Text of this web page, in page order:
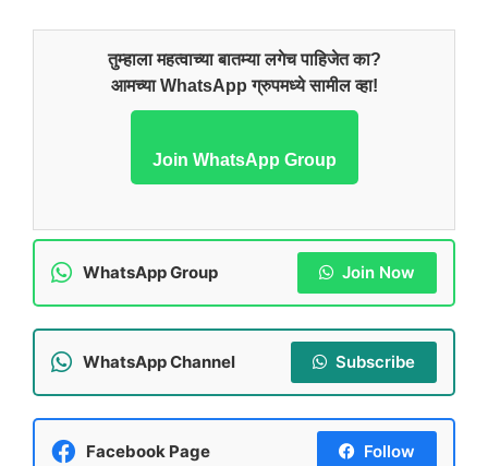
तुम्हाला महत्वाच्या बातम्या लगेच पाहिजेत का?
आमच्या WhatsApp ग्रुपमध्ये सामील व्हा!
Join WhatsApp Group
WhatsApp Group Join Now
WhatsApp Channel Subscribe
Facebook Page Follow